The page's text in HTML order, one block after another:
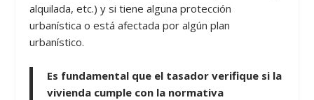
alquilada, etc.) y si tiene alguna protección
urbanística o está afectada por algún plan
urbanístico.
Es fundamental que el tasador verifique si la
vivienda cumple con la normativa